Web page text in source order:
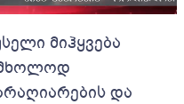
მიჰყვება
მხოლოდ
და